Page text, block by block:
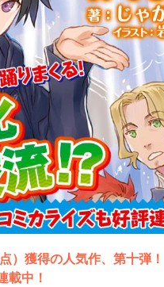
）獲得の人気作、第十弾！
載中！